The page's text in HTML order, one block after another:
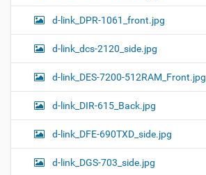
d-link_DPR-1061_front.jpg
d-link_dcs-2120_side.jpg
d-link_DES-7200-512RAM_Front.jpg
d-link_DIR-615_Back.jpg
d-link_DFE-690TXD_side.jpg
d-link_DGS-703_side.jpg